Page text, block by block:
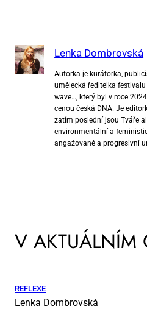
Lenka Dombrovská
Autorka je kurátorka,
umělecká ředitelka
wave…, který byl v roce
cenou česká DNA. Je
zatím poslední jsou Tváře
environmentální a
angažované a progresivní
V AKTUÁLNÍM
REFLEXE
Lenka Dombrovská